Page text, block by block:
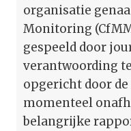
organisatie
Monitoring
gespeeld door
verantwoording
opgericht door
momenteel
belangrijke